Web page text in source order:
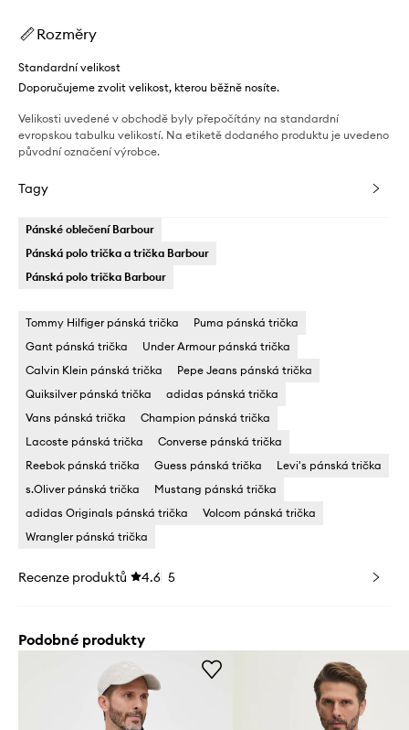
Rozměry
Standardní velikost
Doporučujeme zvolit velikost, kterou běžně nosíte.
Velikosti uvedené v obchodě byly přepočítány na standardní
evropskou tabulku velikostí. Na etiketě dodaného produktu je uvedeno
původní označení výrobce.
Tagy
Pánské oblečení Barbour
Pánská polo trička a trička Barbour
Pánská polo trička Barbour
Tommy Hilfiger pánská trička
Puma pánská trička
Gant pánská trička
Under Armour pánská trička
Calvin Klein pánská trička
Pepe Jeans pánská trička
Quiksilver pánská trička
adidas pánská trička
Vans pánská trička
Champion pánská trička
Lacoste pánská trička
Converse pánská trička
Reebok pánská trička
Guess pánská trička
Levi's pánská trička
s.Oliver pánská trička
Mustang pánská trička
adidas Originals pánská trička
Volcom pánská trička
Wrangler pánská trička
Recenze produktů 4.6 5
Podobné produkty